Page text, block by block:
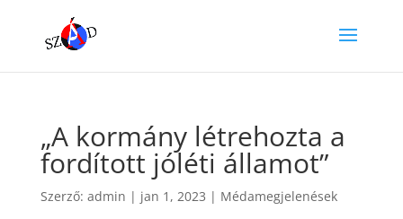
„A kormány létrehozta a
fordított jóléti államot”
Szerző: admin | jan 1, 2023 | Médamegjelenések